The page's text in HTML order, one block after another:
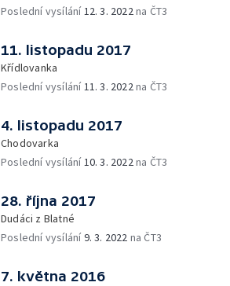
Poslední vysílání12. 3. 2022na ČT3
11. listopadu 2017
Křídlovanka
Poslední vysílání11. 3. 2022na ČT3
4. listopadu 2017
Chodovarka
Poslední vysílání10. 3. 2022na ČT3
28. října 2017
Dudáci z Blatné
Poslední vysílání9. 3. 2022 na ČT3
7. května 2016